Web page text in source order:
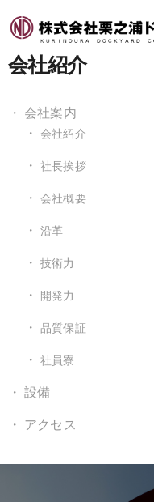
会社紹介
会社案内
会社紹介
社長挨拶
会社概要
沿革
技術力
開発力
品質保証
社員寮
設備
アクセス